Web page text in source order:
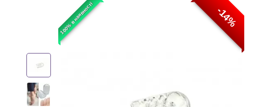
100% в наявності -14%